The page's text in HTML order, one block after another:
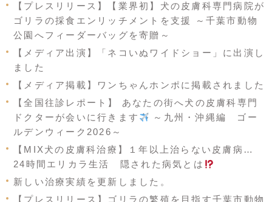
【プレスリリース】【業界初】犬の皮膚科専門病院が
ゴリラの採食エンリッチメントを支援 ～千葉市動物
公園へフィーダーバッグを寄贈～
【メディア出演】「ネコいぬワイドショー」に出演し
ました
【メディア掲載】ワンちゃんホンポに掲載されました
【全国往診レポート】 あなたの街へ犬の皮膚科専門
ドクターが会いに行きます
～九州・沖縄編 ゴー
ルデンウィーク2026～
【MIX犬の皮膚科治療】１年以上治らない皮膚病…
24時間エリカラ生活 隠された病気とは
新しい治療実績を更新しました。
【プレスリリース】ゴリラの繁殖を目指す千葉市動物